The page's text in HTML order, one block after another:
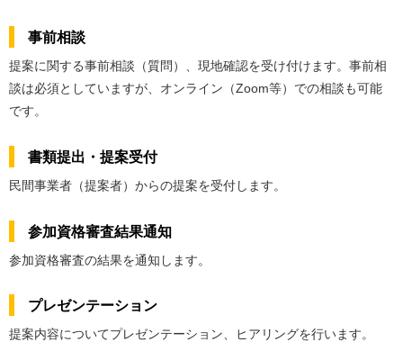
事前相談
提案に関する事前相談（質問）、現地確認を受け付けます。事前相
談は必須としていますが、オンライン（Zoom等）での相談も可能
です。
書類提出・提案受付
民間事業者（提案者）からの提案を受付します。
参加資格審査結果通知
参加資格審査の結果を通知します。
プレゼンテーション
提案内容についてプレゼンテーション、ヒアリングを行います。